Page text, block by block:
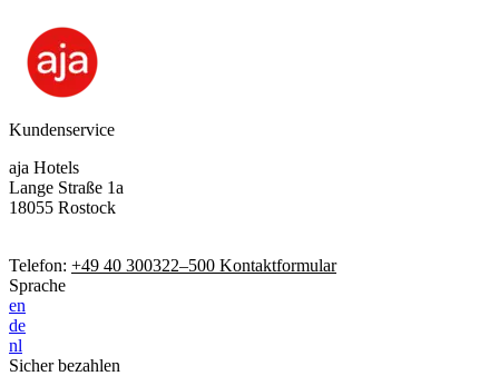
Kundenservice
aja Hotels
Lange Straße 1a
18055 Rostock
Telefon: +49 40 300322–500 Kontaktformular
Sprache
en
de
nl
Sicher bezahlen